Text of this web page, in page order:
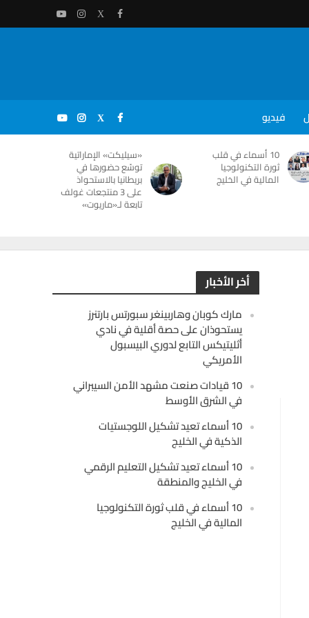
فيديو
10 أسماء في قلب
ثورة التكنولوجيا
المالية في الخليج
«سيليكت» الإماراتية
توسّع حضورها في
بريطانيا بالاستحواذ
على 3 منتجعات غولف
تابعة لـ«ماريوت»
أخر الأخبار
مارك كوبان وهاربينغر سبورتس بارتنرز
يستحوذان على حصة أقلية في نادي
أثليتيكس التابع لدوري البيسبول
الأمريكي
10 قيادات صنعت مشهد الأمن السيبراني
في الشرق الأوسط
10 أسماء تعيد تشكيل اللوجستيات
الذكية في الخليج
10 أسماء تعيد تشكيل التعليم الرقمي
في الخليج والمنطقة
10 أسماء في قلب ثورة التكنولوجيا
المالية في الخليج